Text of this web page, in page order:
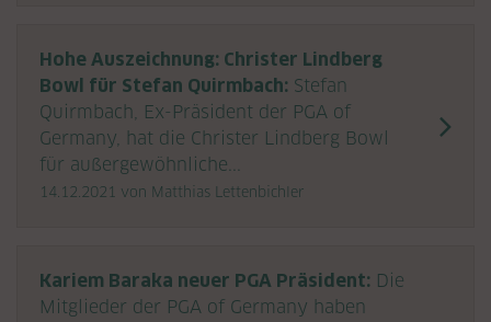
Hohe Auszeichnung: Christer Lindberg
Bowl für Stefan Quirmbach: Stefan
Quirmbach, Ex-Präsident der PGA of
Germany, hat die Christer Lindberg Bowl
für außergewöhnliche...
14.12.2021 von Matthias Lettenbichler
Kariem Baraka neuer PGA Präsident: Die
Mitglieder der PGA of Germany haben